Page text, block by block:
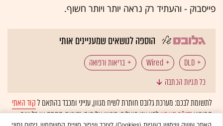
פייסבוק - והעתיד רק נראה יותר ויותר חשוף.
הוספה לנושאים שמעניינים אותי
DLD
Wired
בריאות ורפואה
כל תגיות הכתבה
לתשומת לבכם: מערכת גלובס חותרת לשיח מגוון, ענייני ומכבד בהתאם לקוד האתי
המופיעבדו"ח האמוןלפיו אנו פועלים. ביטויי אלימות, גזענות, הסתה או כל שיח